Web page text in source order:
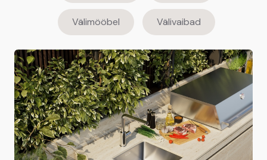
Välimööbel Välivaibad